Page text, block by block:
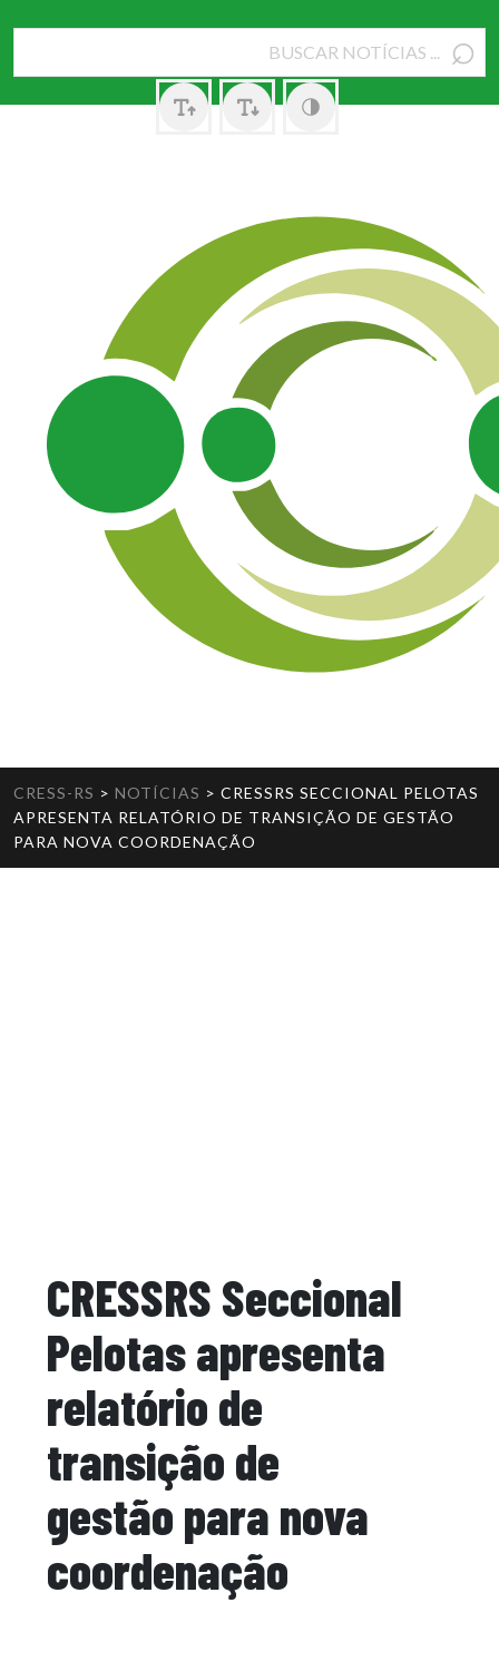
⌕
CRESS-RS > NOTÍCIAS > CRESSRS SECCIONAL PELOTAS
APRESENTA RELATÓRIO DE TRANSIÇÃO DE GESTÃO
PARA NOVA COORDENAÇÃO
CRESSRS Seccional
Pelotas apresenta
relatório de
transição de
gestão para nova
coordenação